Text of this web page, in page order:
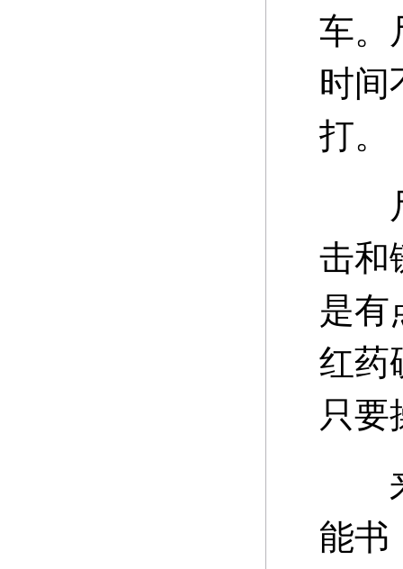
车。
时间
打。
尸
击和
是有
红药
只要
来
能书